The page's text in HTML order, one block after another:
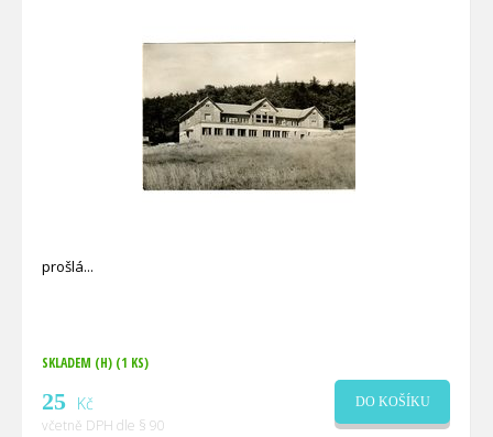
prošlá
SKLADEM (H) (1 KS)
25 Kč
včetně DPH dle § 90
DO KOŠÍKU